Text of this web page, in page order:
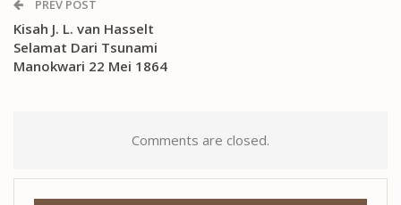
PREV POST
Kisah J. L. van Hasselt
Selamat Dari Tsunami
Manokwari 22 Mei 1864
Comments are closed.